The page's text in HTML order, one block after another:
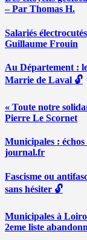
– Par Thomas H.
Salariés
Guillaume Frouin
Au Département :
Marrie de Laval 🔓
« Toute notre
Pierre Le Scornet
Municipales :
journal.fr
Fascisme ou
sans hésiter 🔓
Municipales à
2eme liste